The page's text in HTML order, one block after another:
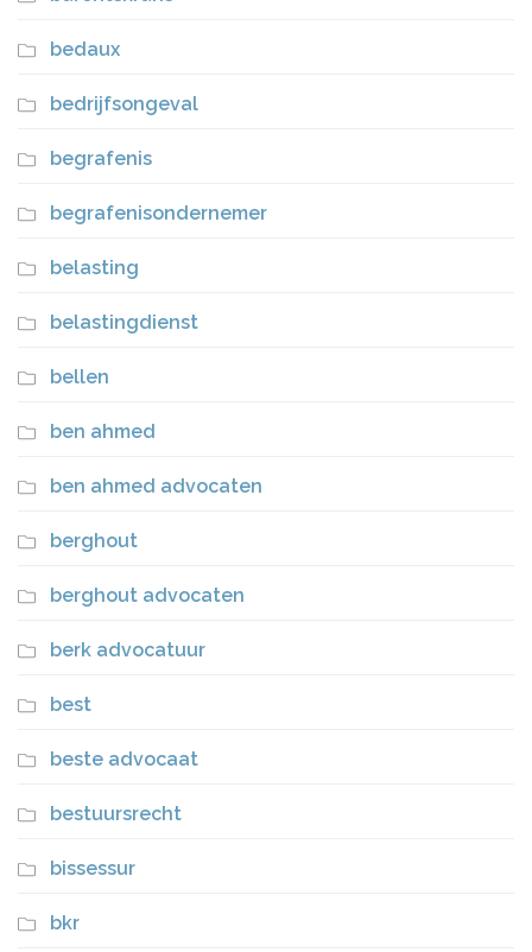
bedaux
bedrijfsongeval
begrafenis
begrafenisondernemer
belasting
belastingdienst
bellen
ben ahmed
ben ahmed advocaten
berghout
berghout advocaten
berk advocatuur
best
beste advocaat
bestuursrecht
bissessur
bkr